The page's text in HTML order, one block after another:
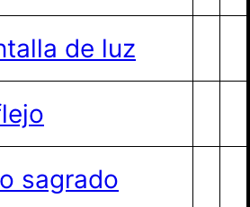
de luz
sagrado